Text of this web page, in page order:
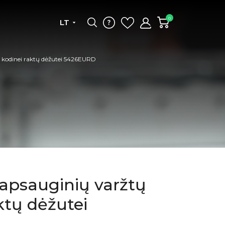
LT 0
raktų dėžutei 5426EURD
varžtų
dėžutei